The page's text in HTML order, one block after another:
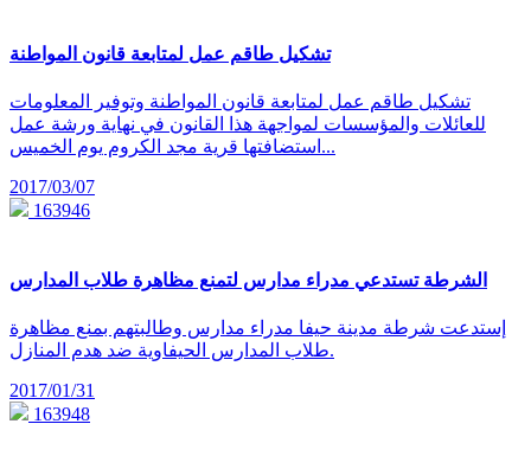
تشكيل طاقم عمل لمتابعة قانون المواطنة
تشكيل طاقم عمل لمتابعة قانون المواطنة وتوفير المعلومات
للعائلات والمؤسسات لمواجهة هذا القانون في نهاية ورشة عمل
استضافتها قرية مجد الكروم يوم الخميس...
2017/03/07
163946
الشرطة تستدعي مدراء مدارس لتمنع مظاهرة طلاب المدارس
إستدعت شرطة مدينة حيفا مدراء مدارس وطالبتهم بمنع مظاهرة
طلاب المدارس الحيفاوية ضد هدم المنازل.
2017/01/31
163948